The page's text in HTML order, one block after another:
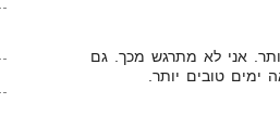
אני לא מתרגש מכך. גם
ימים טובים יותר.